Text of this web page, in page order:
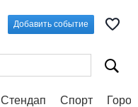
Добавить событие
Стендап Спорт